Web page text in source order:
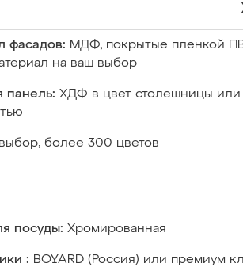
фасадов: МДФ, покрытые плёнкой
на ваш выбор
панель: ХДФ в цвет столешницы или
более 300 цветов
посуды: Хромированная
: BOYARD (Россия) или премиум